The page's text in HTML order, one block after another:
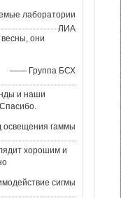
лаборатории
ЛИА
они
—— Группа БСХ
и наши
гаммы
хорошим и
сигмы